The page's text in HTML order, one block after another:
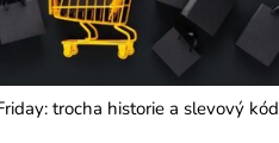
trocha historie a slevový kód